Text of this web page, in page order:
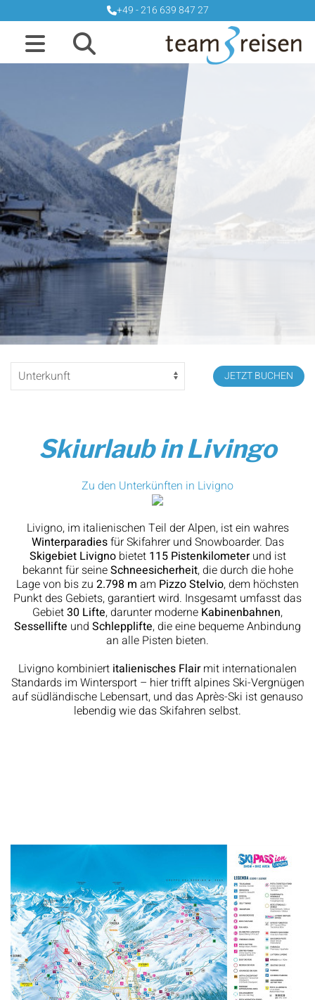
+49 - 216 639 847 27
JETZT BUCHEN
Skiurlaub in Livingo
Zu den Unterkünften in Livigno
Livigno, im italienischen Teil der Alpen, ist ein wahres
Winterparadiesfür Skifahrer und Snowboarder. Das
Skigebiet Livignobietet 115 Pistenkilometerund ist
bekannt für seineSchneesicherheit, die durch die hohe
Lage von bis zu 2.798 m am Pizzo Stelvio, dem höchsten
Punkt des Gebiets, garantiert wird. Insgesamt umfasst das
Gebiet30 Lifte, darunter moderne Kabinenbahnen,
Sessellifte und Schlepplifte, die eine bequeme Anbindung
an alle Pisten bieten.
Livigno kombiniert italienisches Flairmit internationalen
Standards im Wintersport – hier trifft alpines Ski-Vergnügen
auf südländische Lebensart, und das Après-Ski ist genauso
lebendig wie das Skifahren selbst.